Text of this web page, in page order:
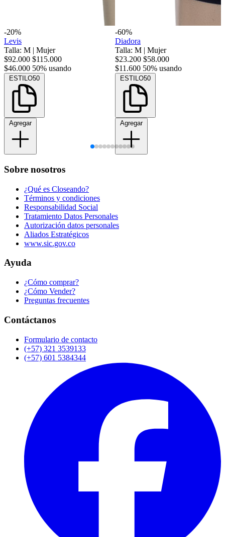
-20%
Levis
Talla: M | Mujer
$92.000 $115.000
$46.000 50% usando
ESTILO50
Agregar
-60%
Diadora
Talla: M | Mujer
$23.200 $58.000
$11.600 50% usando
ESTILO50
Agregar
Sobre nosotros
¿Qué es Closeando?
Términos y condiciones
Responsabilidad Social
Tratamiento Datos Personales
Autorización datos personales
Aliados Estratégicos
www.sic.gov.co
Ayuda
¿Cómo comprar?
¿Cómo Vender?
Preguntas frecuentes
Contáctanos
Formulario de contacto
(+57) 321 3539133
(+57) 601 5384344